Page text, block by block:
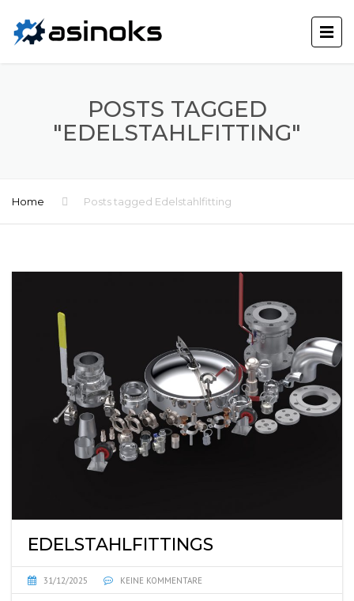
POSTS TAGGED
"EDELSTAHLFITTING"
Home Posts tagged Edelstahlfitting
EDELSTAHLFITTINGS
31/12/2025 KEINE KOMMENTARE